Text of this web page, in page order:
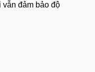
vẫn đảm bảo độ